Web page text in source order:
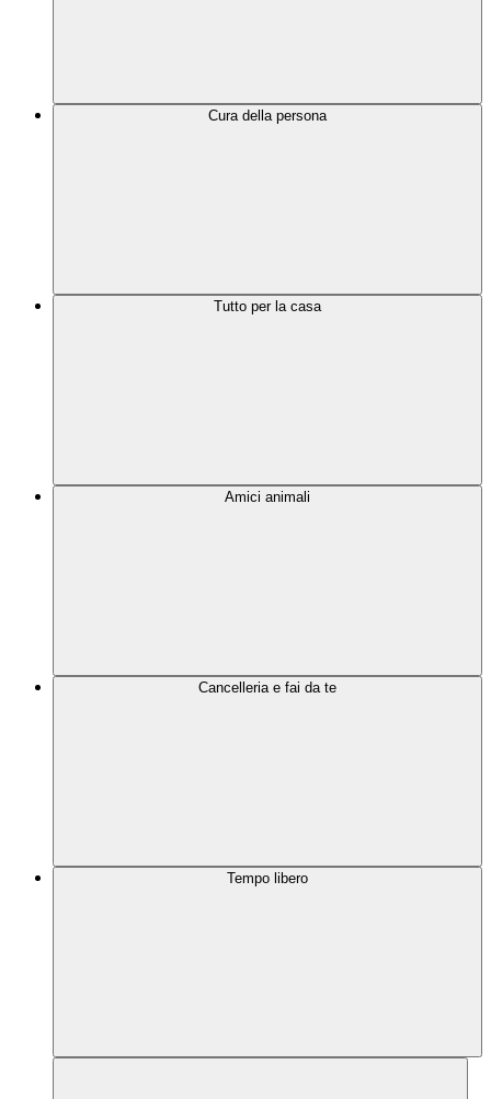
Cura della persona
Tutto per la casa
Amici animali
Cancelleria e fai da te
Tempo libero